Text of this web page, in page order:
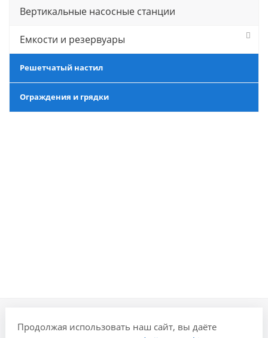
Вертикальные насосные станции
Емкости и резервуары
Решетчатый настил
Ограждения и грядки
Продолжая использовать наш сайт, вы даёте